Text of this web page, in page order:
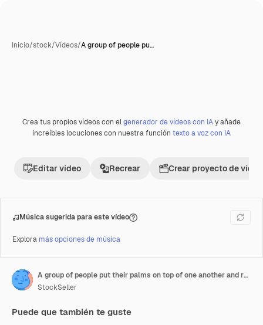
Inicio/stock/Vídeos/A group of people pu…
Premium
Crea tus propios vídeos con elgenerador de vídeos con IAy añade
increíbles locuciones con nuestra función texto a voz con IA
Editar vídeo Recrear Crear proyecto de vídeo
Música sugerida para este vídeo
Explora más opciones de música
A group of people put their palms on top of one another and raise them up. Teamwork concept
StockSeller
Puede que también te guste